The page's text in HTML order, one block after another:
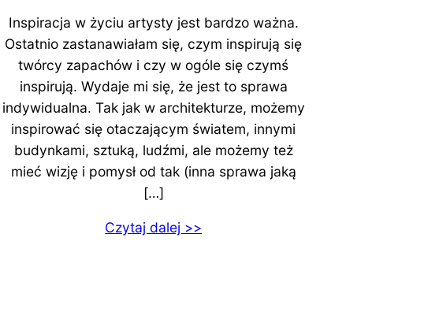
Inspiracja w życiu artysty jest bardzo ważna.
Ostatnio zastanawiałam się, czym inspirują się
twórcy zapachów i czy w ogóle się czymś
inspirują. Wydaje mi się, że jest to sprawa
indywidualna. Tak jak w architekturze, możemy
inspirować się otaczającym światem, innymi
budynkami, sztuką, ludźmi, ale możemy też
mieć wizję i pomysł od tak (inna sprawa jaką
[…]
Czytaj dalej >>